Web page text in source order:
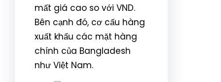
mất giá cao so với VND.
Bên cạnh đó, cơ cấu hàng
xuất khẩu các mặt hàng
chính của Bangladesh
như Việt Nam.